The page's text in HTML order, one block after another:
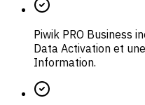
Piwik PRO Business
Data Activation et
Information.